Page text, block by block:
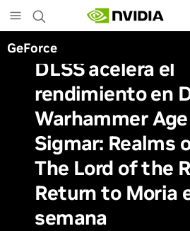
to
main
content
GeForce
DLSS acelera el
rendimiento en
Warhammer
Sigmar: Realms
The Lord of the
Return to Moria
semana